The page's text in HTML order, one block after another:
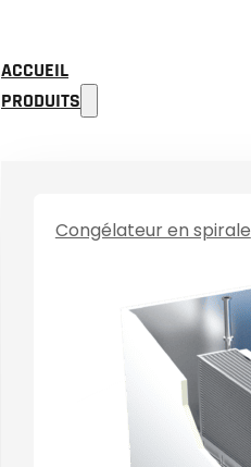
ACCUEIL
PRODUITS
Congélateur en spirale